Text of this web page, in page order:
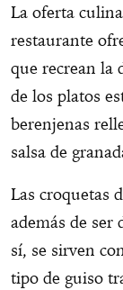
La oferta
restaurante
que recrean la
de los platos
berenjenas
salsa de
Las croquetas
además de ser
sí, se sirven
tipo de guiso